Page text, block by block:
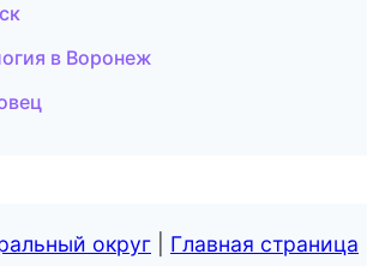
в Воронеж
округ Главная страница